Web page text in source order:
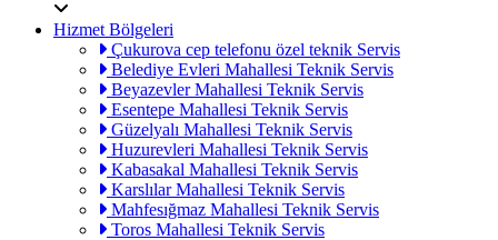
Hizmet Bölgeleri
Çukurova cep telefonu özel teknik Servis
Belediye Evleri Mahallesi Teknik Servis
Beyazevler Mahallesi Teknik Servis
Esentepe Mahallesi Teknik Servis
Güzelyalı Mahallesi Teknik Servis
Huzurevleri Mahallesi Teknik Servis
Kabasakal Mahallesi Teknik Servis
Karslılar Mahallesi Teknik Servis
Mahfesığmaz Mahallesi Teknik Servis
Toros Mahallesi Teknik Servis